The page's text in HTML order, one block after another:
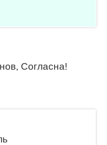
Согласна!